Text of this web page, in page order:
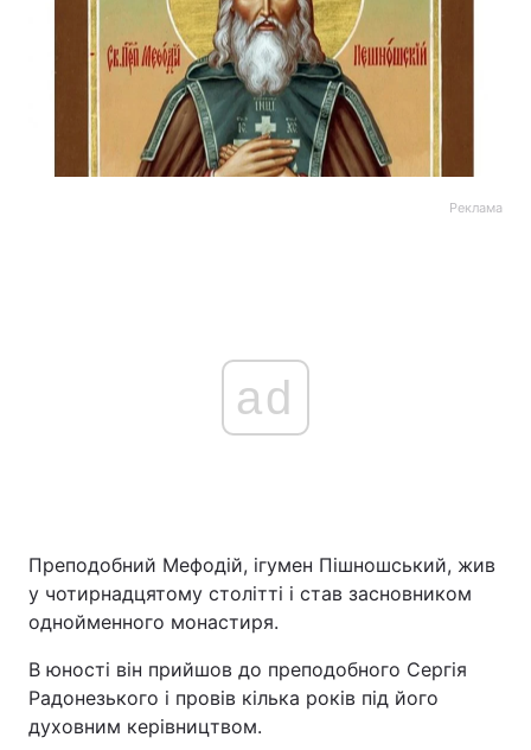
Реклама
ad
Преподобний Мефодій, ігумен Пішношський, жив
у чотирнадцятому столітті і став засновником
однойменного монастиря.
В юності він прийшов до преподобного Сергія
Радонезького і провів кілька років під його
духовним керівництвом.